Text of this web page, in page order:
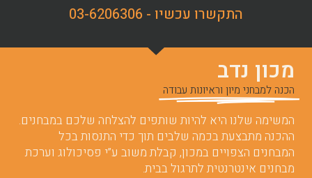
התקשרו עכשיו - 03-6206306
מכון נדב
הכנה למבחני מיון וראיונות עבודה
המשימה שלנו היא להיות שותפים להצלחה שלכם במבחנים.
ההכנה מתבצעת בכמה שלבים תוך כדי התנסות בכל
המבחנים הצפויים במכון, קבלת משוב ע”י פסיכולוג וערכת
מבחנים אינטרנטית לתרגול בבית.